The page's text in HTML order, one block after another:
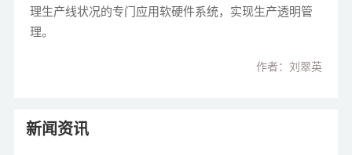
理生产线状况的专门应用软硬件系统，实现生产透明管
理。
作者：刘翠英
新闻资讯